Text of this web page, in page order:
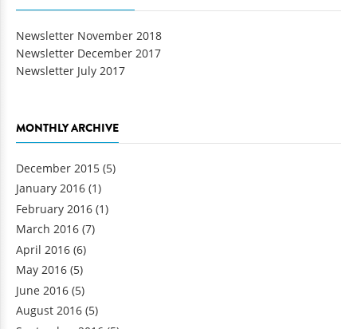
Newsletter November 2018
Newsletter December 2017
Newsletter July 2017
MONTHLY ARCHIVE
December 2015 (5)
January 2016 (1)
February 2016 (1)
March 2016 (7)
April 2016 (6)
May 2016 (5)
June 2016 (5)
August 2016 (5)